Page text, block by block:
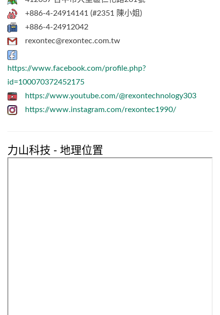
+886-4-24914141 (#2351 陳小姐)
+886-4-24912042
rexontec@rexontec.com.tw
https://www.facebook.com/profile.php?
id=100070372452175
https://www.youtube.com/@rexontechnology303
https://www.instagram.com/rexontec1990/
力山科技 - 地理位置